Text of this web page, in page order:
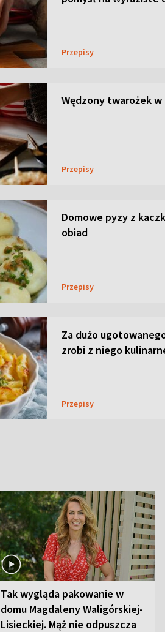
Przepisy
Wędzony twarożek
Przepisy
Domowe pyzy z
obiad
Przepisy
Za dużo
zrobi z niego
Przepisy
Tak wygląda pakowanie w
domu Magdaleny Waligórskiej-
Lisieckiej. Mąż nie odpuszcza